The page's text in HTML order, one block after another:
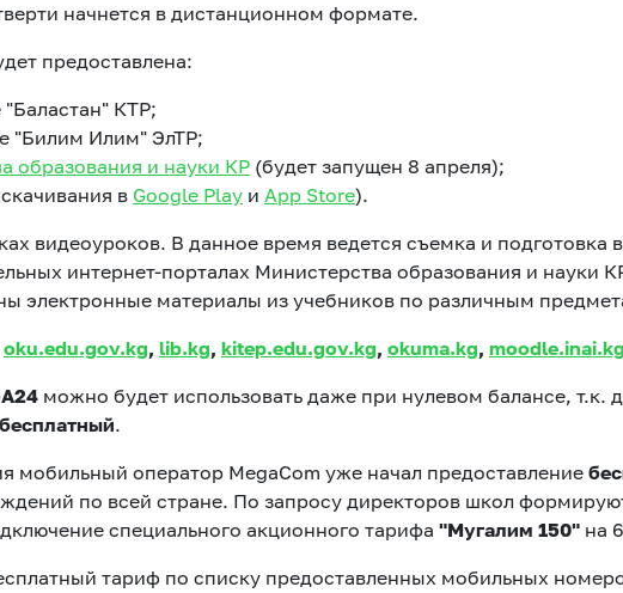
Доставка SIM
Работа в MEGA
и покрытие
начнется в дистанционном формате.
предоставлена:
КТР;
"Билим Илим" ЭлТР;
образования и науки КР (будет запущен 8 апреля);
в Google Play и App Store).
видеоуроков. В данное время ведется съемка и подготовка
интернет-порталах Министерства образования и науки
электронные материалы из учебников по различным
oku.edu.gov.kg, lib.kg, kitep.edu.gov.kg, okuma.kg, moodle.inai.kg
24 можно будет использовать даже при нулевом балансе, т.к.
.
мобильный оператор MegaCom уже начал предоставление
по всей стране. По запросу директоров школ
специального акционного тарифа "Мугалим 150" на
тариф по списку предоставленных мобильных